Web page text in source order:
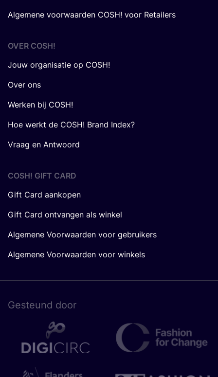
Algemene voorwaarden COSH! voor Retailers
OVER COSH!
Jouw organisatie op COSH!
Over ons
Werken bij COSH!
Hoe werkt de COSH! Brand Index?
Vraag en Antwoord
COSH! GIFT CARD
Gift Card aankopen
Gift Card ontvangen als winkel
Algemene Voorwaarden voor gebruikers
Algemene Voorwaarden voor winkels
Gesteund door